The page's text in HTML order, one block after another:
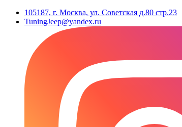
105187, г. Москва, ул. Советская д.80 стр.23
TuningJeep@yandex.ru